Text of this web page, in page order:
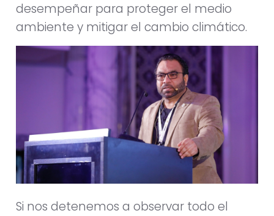
desempeñar para proteger el medio
ambiente y mitigar el cambio climático.
Si nos detenemos a observar todo el